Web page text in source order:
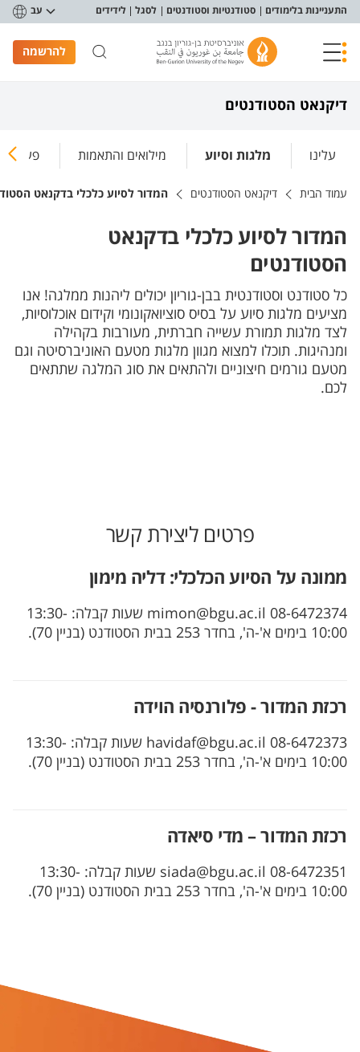
תפריט נגישות
התעניינות בלימודים סטודנטיות וסטודנטים לסגל לידידים עב
להרשמה
דיקנאט הסטודנטים
עלינו מלגות וסיוע מילואים והתאמות
עמוד הבית דיקנאט הסטודנטים המדור לסיוע כלכלי בדקנאט
המדור לסיוע כלכלי בדקנאט
הסטודנטים
כל סטודנט וסטודנטית בבן-גוריון יכולים ליהנות ממלגה! אנו
מציעים מלגות סיוע על בסיס סוציואקונומי וקידום אוכלוסיות,
לצד מלגות תמורת עשייה חברתית, מעורבות בקהילה
ומנהיגות. תוכלו למצוא מגוון מלגות מטעם האוניברסיטה וגם
מטעם גורמים חיצוניים ולהתאים את סוג המלגה שתתאים
לכם.
פרטים ליצירת קשר
ממונה על הסיוע הכלכלי: דליה מימון
08-6472374 mimon@bgu.ac.il שעות קבלה: 13:30-
10:00 בימים א'-ה', בחדר 253 בבית הסטודנט (בניין 70).
רכזת המדור - פלורנסיה הוידה
08-6472373 havidaf@bgu.ac.il שעות קבלה: 13:30-
10:00 בימים א'-ה', בחדר 253 בבית הסטודנט (בניין 70).
רכזת המדור – מדי סיאדה
08-6472351 siada@bgu.ac.il שעות קבלה: 13:30-
10:00 בימים א'-ה', בחדר 253 בבית הסטודנט (בניין 70).